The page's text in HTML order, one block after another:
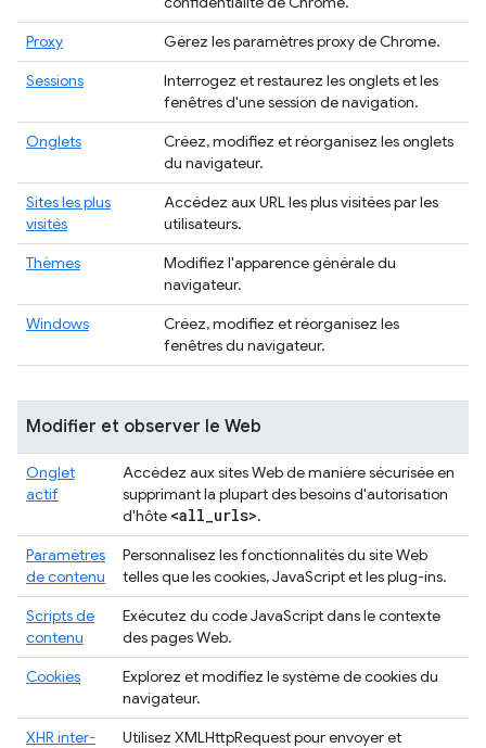
Proxy
Gérez les paramètres proxy de Chrome.
Sessions
Interrogez et restaurez les onglets et les
fenêtres d'une session de navigation.
Onglets
Créez, modifiez et réorganisez les onglets
du navigateur.
Sites les plus
visités
Accédez aux URL les plus visitées par les
utilisateurs.
Thèmes
Modifiez l'apparence générale du
navigateur.
Windows
Créez, modifiez et réorganisez les
fenêtres du navigateur.
Modifier et observer le Web
Onglet
actif
Accédez aux sites Web de manière sécurisée en
supprimant la plupart des besoins d'autorisation
d'hôte <all_urls>.
Paramètres
de contenu
Personnalisez les fonctionnalités du site Web
telles que les cookies, JavaScript et les plug-ins.
Scripts de
contenu
Exécutez du code JavaScript dans le contexte
des pages Web.
Cookies
Explorez et modifiez le système de cookies du
navigateur.
XHR inter-
Utilisez XMLHttpRequest pour envoyer et